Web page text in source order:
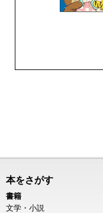
本をさがす
書籍
文学・小説